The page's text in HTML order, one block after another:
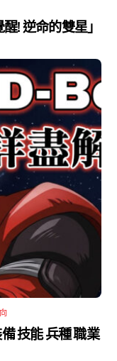
! 逆命的雙星」
技能 兵種 職業